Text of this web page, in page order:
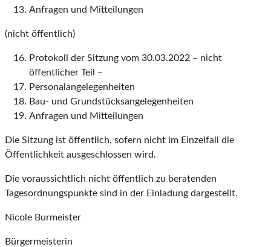
Anfragen und Mitteilungen
(nicht öffentlich)
Protokoll der Sitzung vom 30.03.2022 – nicht
öffentlicher Teil –
Personalangelegenheiten
Bau- und Grundstücksangelegenheiten
Anfragen und Mitteilungen
Die Sitzung ist öffentlich, sofern nicht im Einzelfall die
Öffentlichkeit ausgeschlossen wird.
Die voraussichtlich nicht öffentlich zu beratenden
Tagesordnungspunkte sind in der Einladung dargestellt.
Nicole Burmeister
Bürgermeisterin